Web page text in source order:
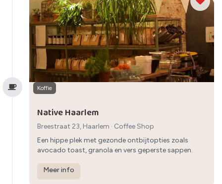
Koffie
Native Haarlem
Breestraat 23, Haarlem · Coffee Shop
Een hippe plek met gezonde ontbijtopties zoals
avocado toast, granola en vers geperste sappen.
Meer info